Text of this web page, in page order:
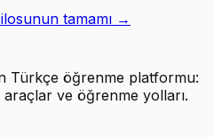
tamamı →
Türkçe öğrenme platformu:
araçlar ve öğrenme yolları.